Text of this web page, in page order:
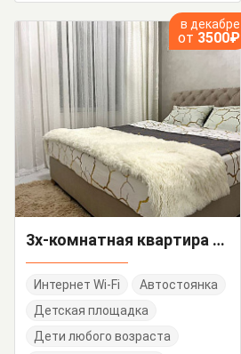
в декабре
от 3500₽
3х-комнатная квартира 1 Мая 2 кв 1
Интернет Wi-Fi
Автостоянка
Детская площадка
Дети любого возраста